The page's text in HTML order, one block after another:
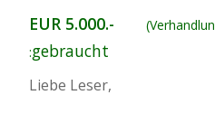
EUR 5.000.-
:gebraucht
Liebe Leser,